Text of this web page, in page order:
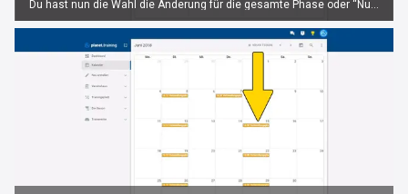
Du hast nun die Wahl die Änderung für die gesamte Phase oder “Nur folgende Termine” zu übernehmen.